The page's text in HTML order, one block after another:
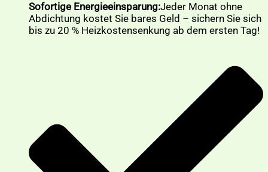
Sofortige Energieeinsparung:Jeder Monat ohne
Abdichtung kostet Sie bares Geld – sichern Sie sich
bis zu 20 % Heizkostensenkung ab dem ersten Tag!